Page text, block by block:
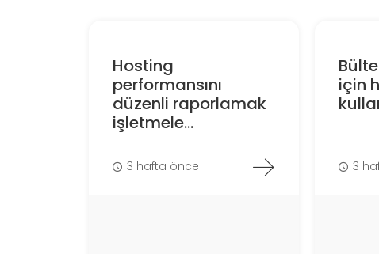
Hosting
performansını
düzenli raporlamak
işletmele...
3 hafta önce
için
3